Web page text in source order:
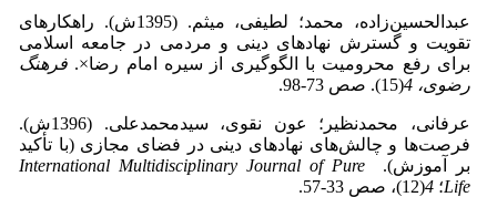
عبدالحسین‌زاده، محمد؛ لطیفی، میثم. (1395ش). راهکارهای
تقویت و گسترش نهادهای دینی و مردمی در جامعه اسلامی
برای رفع محرومیت با الگوگیری از سیره امام رضا×. فرهنگ
رضوی، 4
(15). صص 73-98.
عرفانی، محمدنظیر؛ عون نقوی، سیدمحمدعلی. (1396ش).
فرصت‌ها و چالش‌های نهادهای دینی در فضای مجازی (با تأکید
بر آموزش). International Multidisciplinary Journal of Pure
Life؛ 4(12)، صص 33-57.